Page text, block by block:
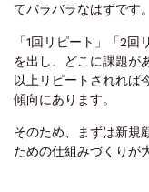
てバラバラなはずです。
「1回リピート」「2
を出し、どこに課題が
以上リピートされれば
傾向にあります。
そのため、まずは新規
ための仕組みづくりが